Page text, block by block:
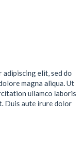
adipiscing elit, sed do
magna aliqua. Ut
ullamco laboris
Duis aute irure dolor